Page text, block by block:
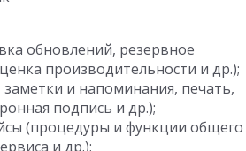
обновлений, резервное
производительности и др.);
и напоминания, печать,
подпись и др.);
(процедуры и функции общего
и др.);